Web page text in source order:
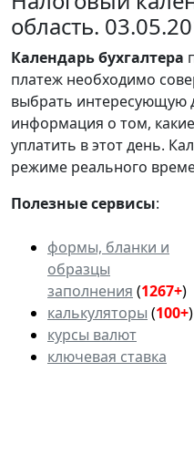
область.
Календарьбухгалтера
платеж необходимо
выбрать интересующую
информация о том,
уплатить в этот день.
режиме реального
Полезные сервисы:
формы, бланки и
образцы
заполнения (1267+)
калькуляторы (100+)
курсы валют
ключевая ставка